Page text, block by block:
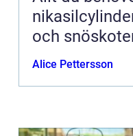
och
Alice Pettersson